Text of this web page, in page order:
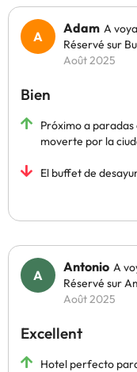
Adam A
Réservé sur
Août 2025
Bien
Próximo a
moverte por la
El buffet de
Antonio A
Réservé sur
Août 2025
Excellent
Hotel perfecto